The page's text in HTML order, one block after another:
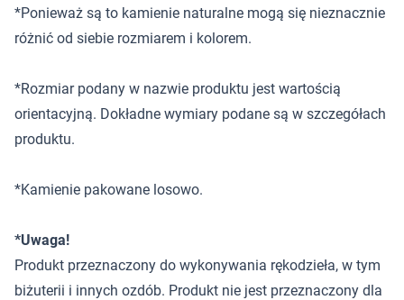
*Ponieważ są to kamienie naturalne mogą się nieznacznie
różnić od siebie rozmiarem i kolorem.
*Rozmiar podany w nazwie produktu jest wartością
orientacyjną. Dokładne wymiary podane są w szczegółach
produktu.
*Kamienie pakowane losowo.
*Uwaga!
Produkt przeznaczony do wykonywania rękodzieła, w tym
biżuterii i innych ozdób. Produkt nie jest przeznaczony dla